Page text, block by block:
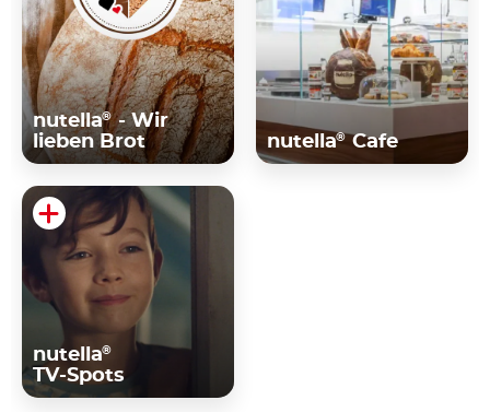
nutella®- Wir
lieben Brot
nutella® Cafe
nutella®
TV-Spots